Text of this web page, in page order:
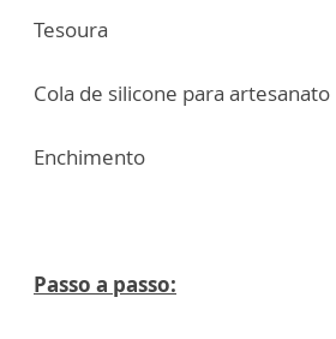
Tesoura
Cola de silicone para artesanato
Enchimento
Passo a passo: